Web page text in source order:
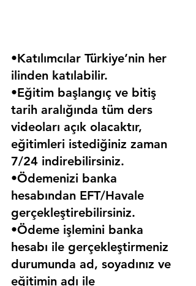
•Katılımcılar Türkiye’nin her
ilinden katılabilir.
•Eğitim başlangıç ve bitiş
tarih aralığında tüm ders
videoları açık olacaktır,
eğitimleri istediğiniz zaman
7/24 indirebilirsiniz.
•Ödemenizi banka
hesabından EFT/Havale
gerçekleştirebilirsiniz.
•Ödeme işlemini banka
hesabı ile gerçekleştirmeniz
durumunda ad, soyadınız ve
eğitimin adı ile